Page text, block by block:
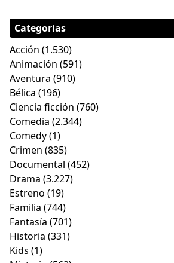
Categorias
Acción (1.530)
Animación (591)
Aventura (910)
Bélica (196)
Ciencia ficción (760)
Comedia (2.344)
Comedy(1)
Crimen (835)
Documental (452)
Drama (3.227)
Estreno (19)
Familia (744)
Fantasía (701)
Historia (331)
Kids (1)